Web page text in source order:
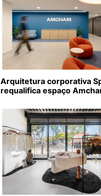
Arquitetura corporativa
requalifica espaço